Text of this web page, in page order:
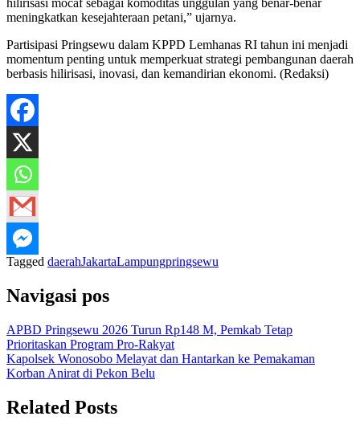
meningkatkan kesejahteraan petani,” ujarnya.
Partisipasi Pringsewu dalam KPPD Lemhanas RI tahun ini menjadi
momentum penting untuk memperkuat strategi pembangunan daerah
berbasis hilirisasi, inovasi, dan kemandirian ekonomi. (Redaksi)
Tagged daerahJakartaLampungpringsewu
Navigasi pos
APBD Pringsewu 2026 Turun Rp148 M, Pemkab Tetap
Prioritaskan Program Pro-Rakyat
Kapolsek Wonosobo Melayat dan Hantarkan ke Pemakaman
Korban Anirat di Pekon Belu
Related Posts